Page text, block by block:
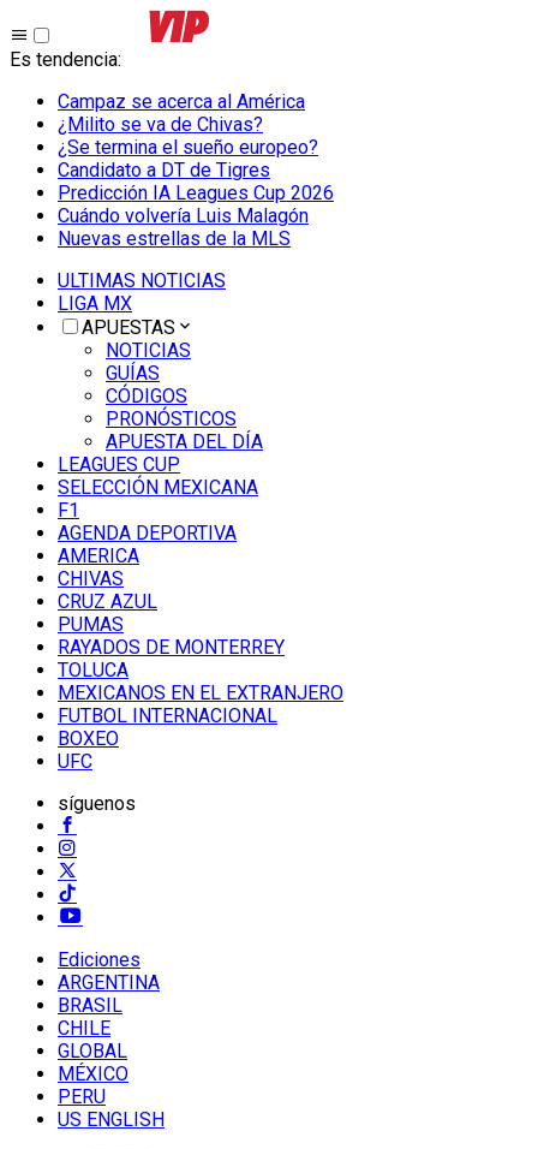
Es tendencia:
Campaz se acerca al América
¿Milito se va de Chivas?
¿Se termina el sueño europeo?
Candidato a DT de Tigres
Predicción IA Leagues Cup 2026
Cuándo volvería Luis Malagón
Nuevas estrellas de la MLS
ULTIMAS NOTICIAS
LIGA MX
APUESTAS
NOTICIAS
GUÍAS
CÓDIGOS
PRONÓSTICOS
APUESTA DEL DÍA
LEAGUES CUP
SELECCIÓN MEXICANA
F1
AGENDA DEPORTIVA
AMERICA
CHIVAS
CRUZ AZUL
PUMAS
RAYADOS DE MONTERREY
TOLUCA
MEXICANOS EN EL EXTRANJERO
FUTBOL INTERNACIONAL
BOXEO
UFC
síguenos
Ediciones
ARGENTINA
BRASIL
CHILE
GLOBAL
MÉXICO
PERU
US ENGLISH